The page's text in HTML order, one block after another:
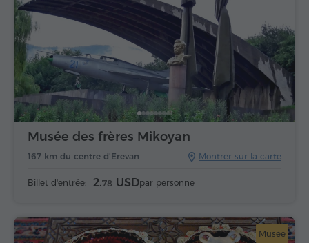
Montrer sur la carte
167 km du centre d'Erevan
Musée des frères Mikoyan
Billet d'entrée: 2.78 USDpar personne
Musée